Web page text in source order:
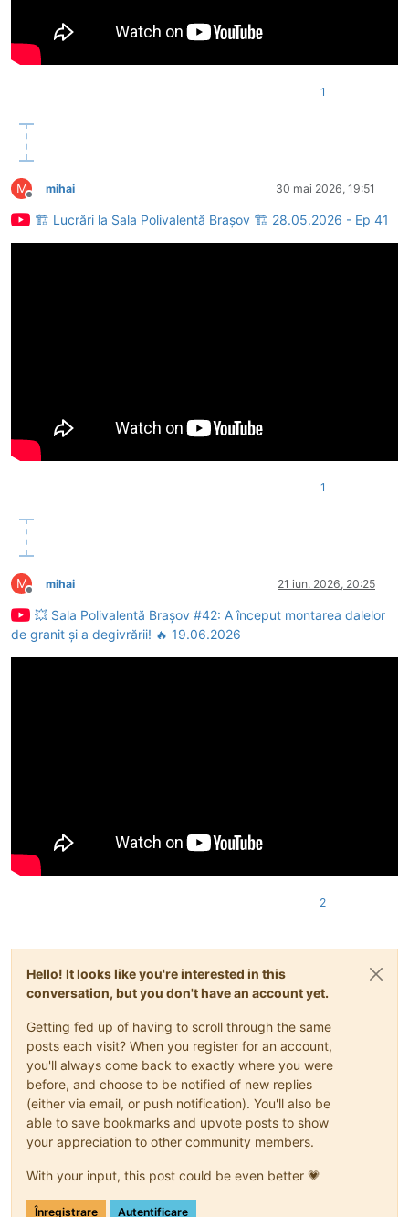
1
M
Deconectat
mihai 30 mai 2026, 19:51
🏗 Lucrări la Sala Polivalentă Brașov 🏗 28.05.2026 - Ep 41
1
M
Deconectat
mihai 21 iun. 2026, 20:25
💥 Sala Polivalentă Brașov #42: A început montarea dalelor
de granit și a degivrării! 🔥 19.06.2026
2
Hello! It looks like you're interested in this
conversation, but you don't have an account yet.
Getting fed up of having to scroll through the same
posts each visit? When you register for an account,
you'll always come back to exactly where you were
before, and choose to be notified of new replies
(either via email, or push notification). You'll also be
able to save bookmarks and upvote posts to show
your appreciation to other community members.
With your input, this post could be even better 💗
Înregistrare Autentificare